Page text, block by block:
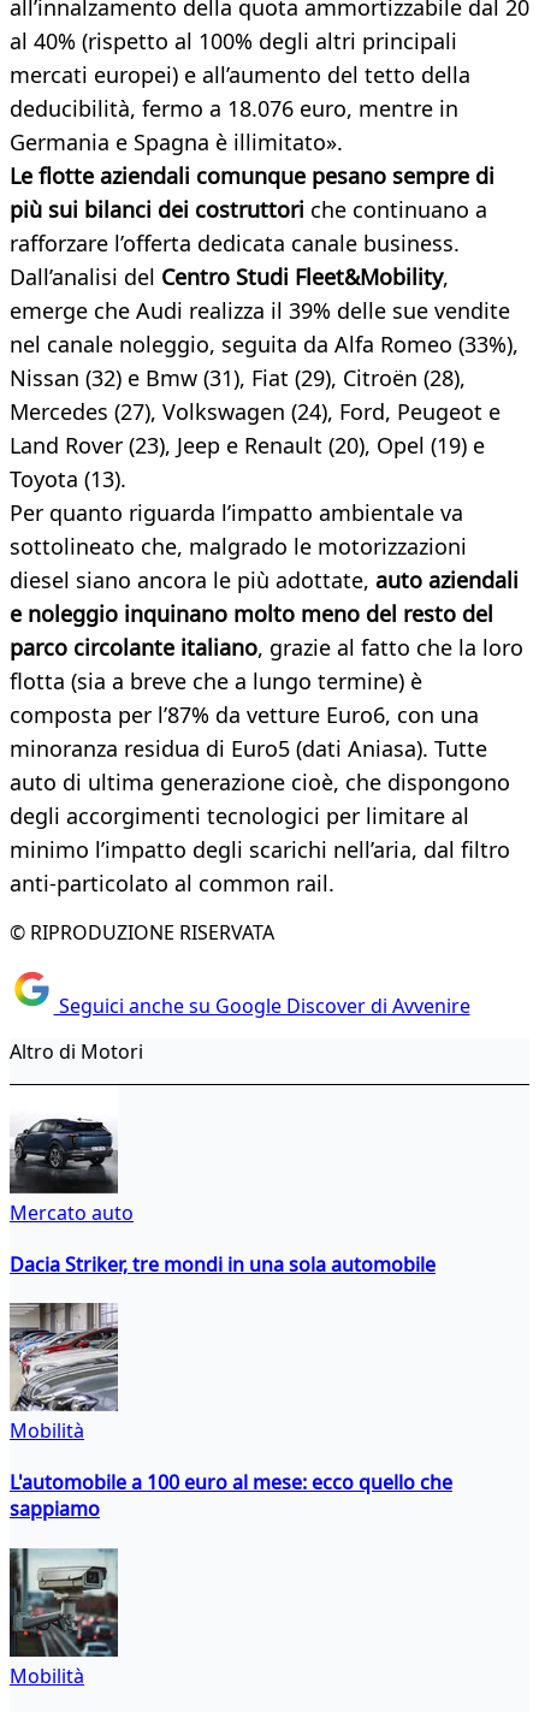
all’innalzamento della quota ammortizzabile dal 20
al 40% (rispetto al 100% degli altri principali
mercati europei) e all’aumento del tetto della
deducibilità, fermo a 18.076 euro, mentre in
Germania e Spagna è illimitato».
Le flotte aziendali comunque pesano sempre di
più sui bilanci dei costruttori che continuano a
rafforzare l’offerta dedicata canale business.
Dall’analisi del Centro Studi Fleet&Mobility,
emerge che Audi realizza il 39% delle sue vendite
nel canale noleggio, seguita da Alfa Romeo (33%),
Nissan (32) e Bmw (31), Fiat (29), Citroën (28),
Mercedes (27), Volkswagen (24), Ford, Peugeot e
Land Rover (23), Jeep e Renault (20), Opel (19) e
Toyota (13).
Per quanto riguarda l’impatto ambientale va
sottolineato che, malgrado le motorizzazioni
diesel siano ancora le più adottate, auto aziendali
e noleggio inquinano molto meno del resto del
parco circolante italiano, grazie al fatto che la loro
flotta (sia a breve che a lungo termine) è
composta per l’87% da vetture Euro6, con una
minoranza residua di Euro5 (dati Aniasa). Tutte
auto di ultima generazione cioè, che dispongono
degli accorgimenti tecnologici per limitare al
minimo l’impatto degli scarichi nell’aria, dal filtro
anti-particolato al common rail.
© RIPRODUZIONE RISERVATA
Seguici anche su Google Discover di Avvenire
Altro di Motori
Mercato auto
Dacia Striker, tre mondi in una sola automobile
Mobilità
L'automobile a 100 euro al mese: ecco quello che
sappiamo
Mobilità